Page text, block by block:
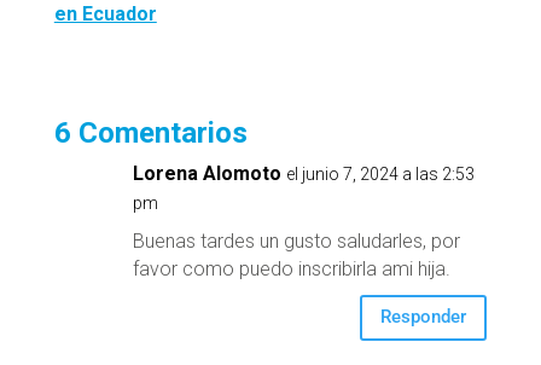
en Ecuador
6 Comentarios
Lorena Alomoto el junio 7, 2024 a las 2:53
pm
Buenas tardes un gusto saludarles, por
favor como puedo inscribirla ami hija.
Responder